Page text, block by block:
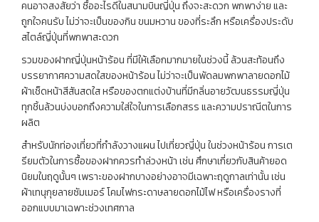
คนอาจสงสัยว่า ซื้ออะไรดีในสนามบินญี่ปุ่น ถึงจะสะดวก พกพาง่าย และ
ถูกใจคนรับ ไม่ว่าจะเป็นของกิน ขนมหวาน ของที่ระลึก หรือเครื่องประดับ
สไตล์ญี่ปุ่นที่พกพาสะดวก
รวมของฝากญี่ปุ่นหน้าร้อน ที่มีให้เลือกมากมายในช่วงนี้ ล้วนสะท้อนถึง
บรรยากาศความสดใสของหน้าร้อน ไม่ว่าจะเป็นพัดลมพกพาลายดอกไม้
ผ้าเช็ดหน้าสีสันสดใส หรือของตกแต่งบ้านที่มีกลิ่นอายวัฒนธรรมญี่ปุ่น
ทุกชิ้นล้วนบ่งบอกถึงความใส่ใจในการเลือกสรร และความปราณีตในการ
ผลิต
สำหรับนักท่องเที่ยวที่กำลังวางแผน ไปเที่ยวญี่ปุ่น ในช่วงหน้าร้อน การเต
รียมตัวในการซื้อของฝากควรทำล่วงหน้า เช่น ศึกษาเกี่ยวกับสินค้ายอด
นิยมในฤดูนั้นๆ เพราะของฝากบางอย่างอาจมีเฉพาะฤดูกาลเท่านั้น เช่น
ผ้าเทนุกุยลายซัมเมอร์ โคมไฟกระดาษลายดอกไม้ไฟ หรือเครื่องรางที่
ออกแบบมาเฉพาะช่วงเทศกาล